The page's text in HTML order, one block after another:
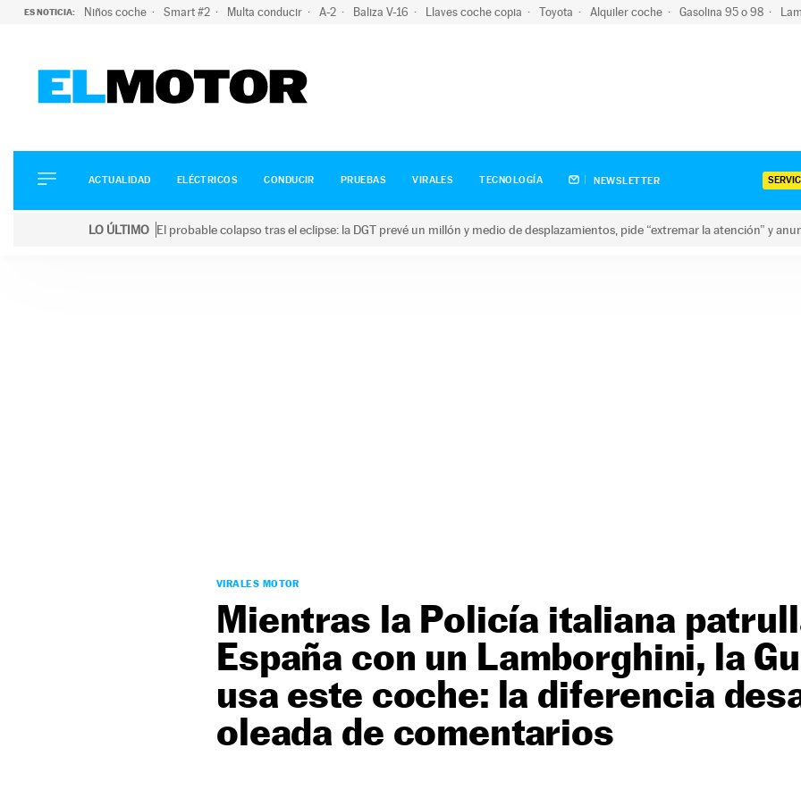
ES NOTICIA: Niños coche Smart #2 Multa conducir A-2 Baliza V-16 Llaves coche copia Toyota Alquiler coche Gasolina 95 o 98
ELÉCTRICOS
CONDUCIR
ACTUALIDAD ELÉCTRICOS CONDUCIR PRUEBAS VIRALES TECNOLOGÍA NEWSLETTER
LO ÚLTIMO El probable colapso tras el eclipse: la DGT prevé un millón y medio de desplazamientos, pide “extremar la atención” y
VIRALES MOTOR
Mientras la Policía italiana
España con un Lamborghini, la
usa este coche: la diferencia
oleada de comentarios